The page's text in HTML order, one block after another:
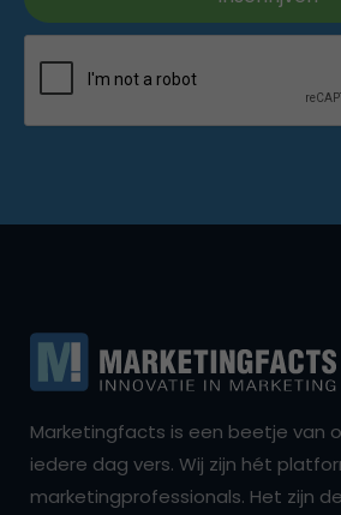
Marketingfacts is een beetje van
iedere dag vers. Wij zijn hét
marketingprofessionals. Het zijn